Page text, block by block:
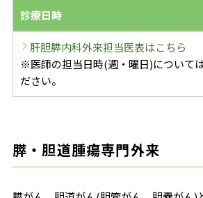
診療日時
肝胆膵内科外来担当医表はこちら
※医師の担当日時(週・曜日)について
ださい。
膵・胆道腫瘍専門外来